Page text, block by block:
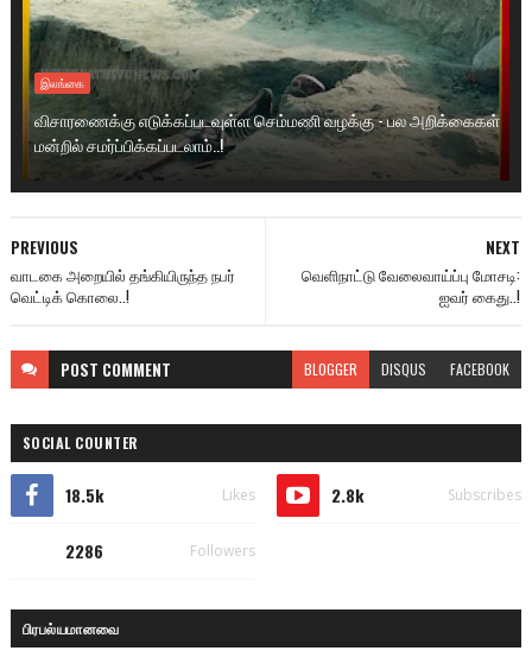
இலங்கை
விசாரணைக்கு எடுக்கப்படவுள்ள செம்மணி வழக்கு - பல அறிக்கைகள்
மன்றில் சமர்ப்பிக்கப்படலாம்..!
NEXT
வெளிநாட்டு வேலைவாய்ப்பு மோசடி:
ஐவர் கைது..!
PREVIOUS
வாடகை அறையில் தங்கியிருந்த நபர்
வெட்டிக் கொலை..!
POST COMMENT BLOGGER DISQUS FACEBOOK
SOCIAL COUNTER
18.5k Likes 2.8k Subscribes
2286 Followers
பிரபல்யமானவை